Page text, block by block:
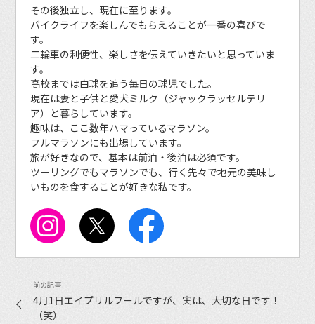
その後独立し、現在に至ります。
バイクライフを楽しんでもらえることが一番の喜びで
す。
二輪車の利便性、楽しさを伝えていきたいと思っていま
す。
高校までは白球を追う毎日の球児でした。
現在は妻と子供と愛犬ミルク（ジャックラッセルテリ
ア）と暮らしています。
趣味は、ここ数年ハマっているマラソン。
フルマラソンにも出場しています。
旅が好きなので、基本は前泊・後泊は必須です。
ツーリングでもマラソンでも、行く先々で地元の美味し
いものを食することが好きな私です。
4月1日エイプリルフールですが、実は、大切な日です！
（笑）